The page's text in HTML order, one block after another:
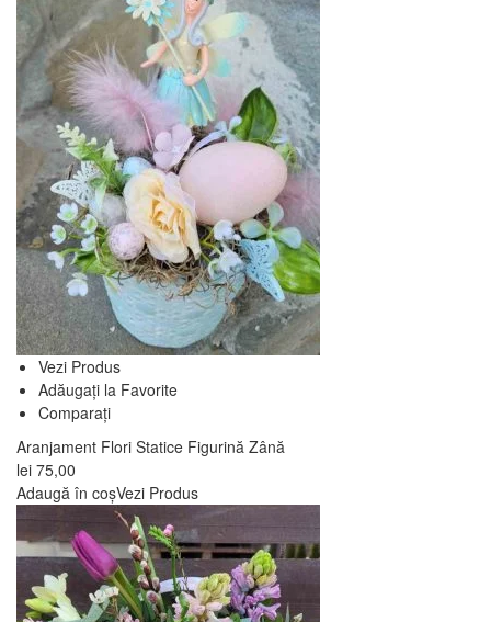
Vezi Produs
Adăugați la Favorite
Comparați
Aranjament Flori Statice Figurină Zână
lei 75,00
Adaugă în coșVezi Produs